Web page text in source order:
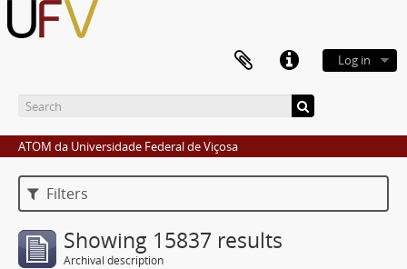
Log in
ATOM da Universidade Federal de Viçosa
Filters
Showing 15837 results
Archival description